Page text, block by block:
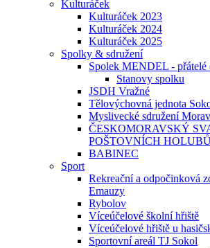
Kulturáček
Kulturáček 2023
Kulturáček 2024
Kulturáček 2025
Spolky & sdružení
Spolek MENDEL - přátelé
Stanovy spolku
JSDH Vražné
Tělovýchovná jednota
Myslivecké sdružení
ČESKOMORAVSKÝ
POŠTOVNÍCH
BABINEC
Sport
Rekreační a odpočinková
Emauzy
Rybolov
Víceúčelové školní hřiště
Víceúčelové hřiště u
Sportovní areál TJ Sokol